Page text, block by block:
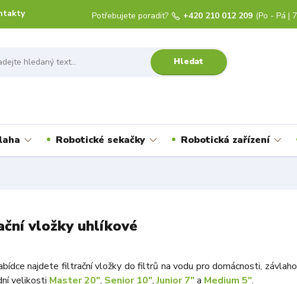
Hledat
Potřebujete poradit? +420 210 012 209 (Po - Pá |
Robotické sekačky Robotická zařízení
vložky uhlíkové
najdete filtrační vložky do filtrů na vodu pro domácnosti,
velikosti Master 20", Senior 10",Junior 7"a Medium 5".